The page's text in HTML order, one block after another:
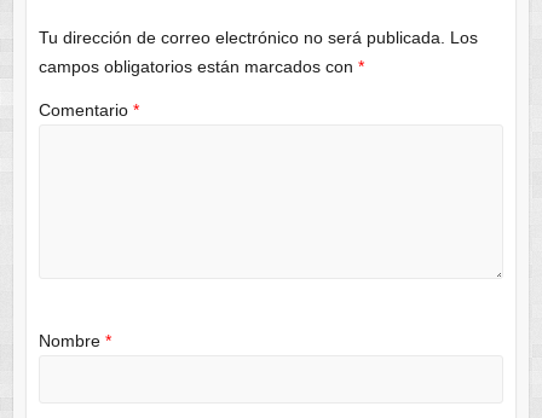
Tu dirección de correo electrónico no será publicada.
Los
campos obligatorios están marcados con *
Comentario *
Nombre *